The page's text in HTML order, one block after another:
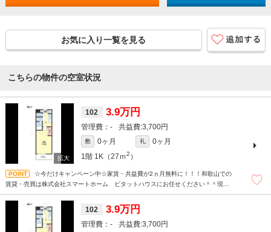
お気に入り一覧を見る
こちらの物件の空室状況
102 3.9万円
- 3,700円
敷 0ヶ月 礼
0ヶ月
1階 1K（27ｍ2 ）
☆今だけキャンペーン中☆家賃・共益費が2ヵ月無料に！！！和歌山での
賃貸・売買は株式会社スマートホーム ピタットハウスにお任せください＾＾現地
☆
102 3.9万円
- 3,700円